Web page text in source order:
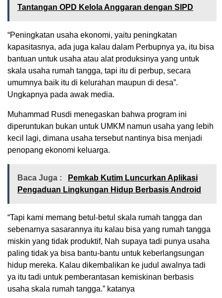
Tantangan OPD Kelola Anggaran dengan SIPD
“Peningkatan usaha ekonomi, yaitu peningkatan
kapasitasnya, ada juga kalau dalam Perbupnya ya, itu bisa
bantuan untuk usaha atau alat produksinya yang untuk
skala usaha rumah tangga, tapi itu di perbup, secara
umumnya baik itu di kelurahan maupun di desa”.
Ungkapnya pada awak media.
Muhammad Rusdi menegaskan bahwa program ini
diperuntukan bukan untuk UMKM namun usaha yang lebih
kecil lagi, dimana usaha tersebut nantinya bisa menjadi
penopang ekonomi keluarga.
Baca Juga :
Pemkab Kutim Luncurkan Aplikasi
Pengaduan Lingkungan Hidup Berbasis Android
“Tapi kami memang betul-betul skala rumah tangga dan
sebenarnya sasarannya itu kalau bisa yang rumah tangga
miskin yang tidak produktif, Nah supaya tadi punya usaha
paling tidak ya bisa bantu-bantu untuk keberlangsungan
hidup mereka. Kalau dikembalikan ke judul awalnya tadi
ya itu tadi untuk pemberantasan kemiskinan berbasis
usaha skala rumah tangga.” katanya